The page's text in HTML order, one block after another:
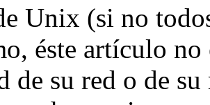
Unix (si no
éste artículo
de su red o de